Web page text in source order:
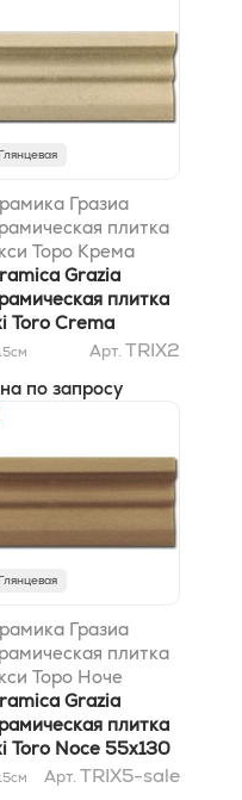
Глянцевая
Гразиа
плитка
Торо Крема
Grazia
плитка
Toro Crema
см Арт. TRIX2
по запросу
Глянцевая
Гразиа
плитка
Торо Ноче
Grazia
плитка
Toro Noce 55x130
см Арт. TRIX5-sale